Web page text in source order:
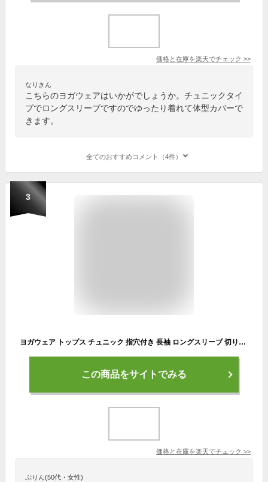
価格と在庫を楽天でチェック >>
なりきん
こちらのヨガウェアはいかがでしょうか。チュニックタイ
プでロングスリーブですのでゆったり着れて体型カバーで
きます。
全てのおすすめコメント（4件）
3
ヨガウェア トップス チュニック 指穴付き 長袖 ロングスリーブ 切り替え レーヨン ヨガ ピラティス レディース スポーツウェア フィットネスウェア ストレッチ ドルマンスリーブ めくれない 体型カバー ゆったり おしゃれ lapiyoga ラピヨガ *2
この商品をサイトでみる
価格と在庫を楽天でチェック >>
ぷりん(50代・女性)